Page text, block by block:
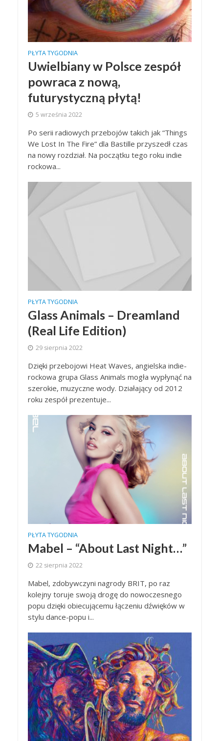
PŁYTA TYGODNIA
Uwielbiany w Polsce zespół
powraca z nową,
futurystyczną płytą!
5 września 2022
Po serii radiowych przebojów takich jak “Things
We Lost In The Fire” dla Bastille przyszedł czas
na nowy rozdział. Na początku tego roku indie
rockowa...
PŁYTA TYGODNIA
Glass Animals – Dreamland
(Real Life Edition)
29 sierpnia 2022
Dzięki przebojowi Heat Waves, angielska indie-
rockowa grupa Glass Animals mogła wypłynąć na
szerokie, muzyczne wody. Działający od 2012
roku zespół prezentuje...
PŁYTA TYGODNIA
Mabel – “About Last Night…”
22 sierpnia 2022
Mabel, zdobywczyni nagrody BRIT, po raz
kolejny toruje swoją drogę do nowoczesnego
popu dzięki obiecującemu łączeniu dźwięków w
stylu dance-popu i...